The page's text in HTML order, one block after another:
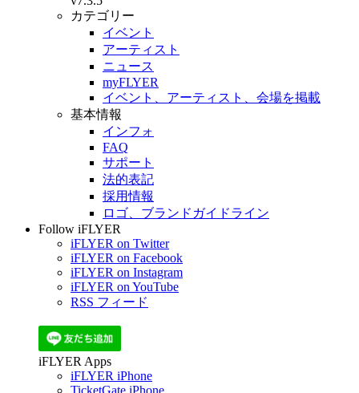
カテゴリー
イベント
アーティスト
ニュース
myFLYER
イベント、アーティスト、会場を掲載
基本情報
インフォ
FAQ
サポート
法的表記
採用情報
ロゴ、ブランドガイドライン
Follow iFLYER
iFLYER on Twitter
iFLYER on Facebook
iFLYER on Instagram
iFLYER on YouTube
RSS フィード
iFLYER Apps
iFLYER iPhone
TicketGate iPhone